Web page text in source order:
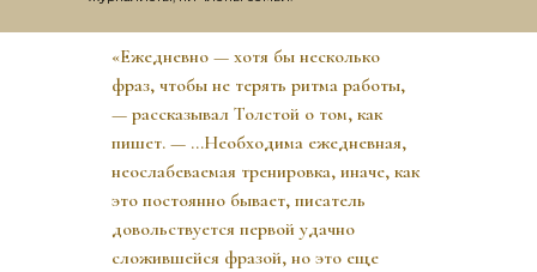
«Ежедневно — хотя бы несколько
фраз, чтобы не терять ритма работы,
— рассказывал Толстой о том, как
пишет. — ...Необходима ежедневная,
неослабеваемая тренировка, иначе, как
это постоянно бывает, писатель
довольствуется первой удачно
сложившейся фразой, но это еще